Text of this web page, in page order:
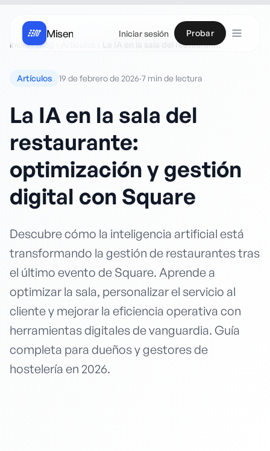
Misen Iniciar sesión
Probar
Inicio › Blog La IA en la sala del restaurante: optimización y gestión digital con Square
Artículos 19 de febrero de 2026·7 min de lectura
La IA en la sala del
restaurante:
optimización y gestión
digital con Square
Descubre cómo la inteligencia artificial está
transformando la gestión de restaurantes tras
el último evento de Square. Aprende a
optimizar la sala, personalizar el servicio al
cliente y mejorar la eficiencia operativa con
herramientas digitales de vanguardia. Guía
completa para dueños y gestores de
hostelería en 2026.